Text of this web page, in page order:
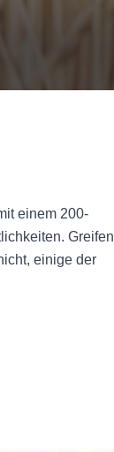
einem 200-
Greifen
einige der